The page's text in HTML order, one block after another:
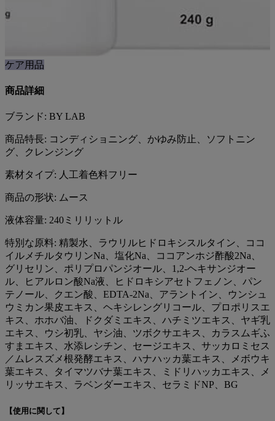
ケア用品
商品詳細
ブランド: BY LAB
商品特長: コンディショニング、かゆみ防止、ソフトニン
グ、クレンジング
素材タイプ: 人工着色料フリー
商品の形状: ムース
液体容量: 240ミリリットル
特別な原料: 精製水、ラウリルヒドロキシスルタイン、ココ
イルメチルタウリンNa、塩化Na、ココアンホジ酢酸2Na、
グリセリン、ポリプロパンジオール、1,2-ヘキサンジオー
ル、ヒアルロン酸Na液、ヒドロキシアセトフェノン、パン
テノール、クエン酸、EDTA-2Na、アラントイン、ウンシュ
ウミカン果皮エキス、ヘキシレングリコール、プロポリスエ
キス、ホホバ油、ドクダミエキス、ハチミツエキス、ヤギ乳
エキス、ウシ初乳、ヤシ油、ツボクサエキス、カラスムギふ
すまエキス、水添レシチン、セージエキス、サッカロミセス
／ムレスズメ根発酵エキス、ハナハッカ葉エキス、メボウキ
葉エキス、タイマツバナ葉エキス、ミドリハッカエキス、メ
リッサエキス、ラベンダーエキス、セラミドNP、BG
【使用に関して】